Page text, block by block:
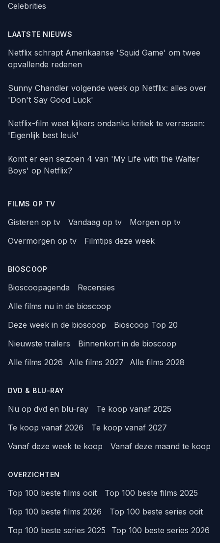
Celebrities
LAATSTE NIEUWS
Netflix schrapt Amerikaanse 'Squid Game' om twee
opvallende redenen
Sunny Chandler volgende week op Netflix: alles over
'Don't Say Good Luck'
Netflix-film weet kijkers ondanks kritiek te verrassen:
'Eigenlijk best leuk'
Komt er een seizoen 4 van 'My Life with the Walter
Boys' op Netflix?
FILMS OP TV
Gisteren op tv Vandaag op tv
Morgen op tv
Overmorgen op tv
Filmtips deze week
BIOSCOOP
Bioscoopagenda
Recensies
Alle films nu in de bioscoop
Deze week in de bioscoop
Bioscoop Top 20
Nieuwste trailers
Binnenkort in de bioscoop
Alle films 2026
Alle films 2027 Alle films 2028
DVD & BLU-RAY
Nu op dvd en blu-ray
Te koop vanaf 2025
Te koop vanaf 2026
Te koop vanaf 2027
Vanaf deze week te koop
Vanaf deze maand te koop
OVERZICHTEN
Top 100 beste films ooit
Top 100 beste films 2025
Top 100 beste films 2026
Top 100 beste series ooit
Top 100 beste series 2025
Top 100 beste series 2026